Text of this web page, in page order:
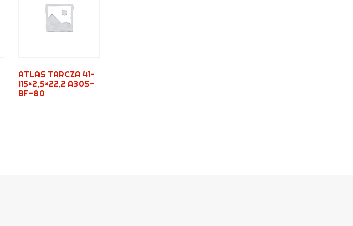
ATLAS TARCZA 41-
115×2,5×22,2 A30S-
BF-80